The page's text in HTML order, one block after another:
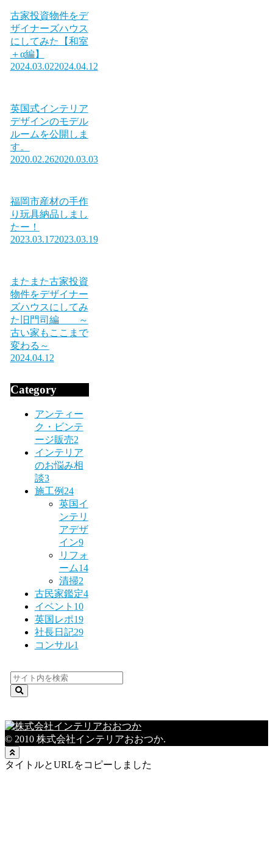
古家投資物件をデ
ザイナーズハウス
にしてみた【和室
＋α編】
2024.03.022024.04.12
英国式インテリア
デザインのモデル
ルームを公開しま
す。
2020.02.262020.03.03
福岡市産材の手作
り玩具納品しまし
たー！
2023.03.172023.03.19
またまた古家投資
物件をデザイナー
ズハウスにしてみ
た旧門司編 ～
古い家もここまで
変わる～
2024.04.12
Category
アンティー
ク・ビンテ
ージ販売2
インテリア
のお悩み相
談3
施工例 24
英国イ
ンテリ
アデザ
イン9
リフォ
ーム14
清掃2
古民家鑑定4
イベント 10
英国レポ19
社長日記29
コンサル1
© 2010 株式会社インテリアおおつか.
タイトルとURLをコピーしました